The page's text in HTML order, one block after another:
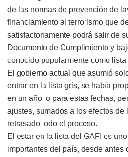
de las normas de prevención de
financiamiento al terrorismo que
satisfactoriamente podrá salir de
Documento de Cumplimiento y
conocido popularmente como lista
El gobierno actual que asumió
entrar en la lista gris, se había
en un año, o para estas fechas,
ajustes, sumados a los efectos de
retrasado todo el proceso.
El estar en la lista del GAFI es
importantes del país, desde antes